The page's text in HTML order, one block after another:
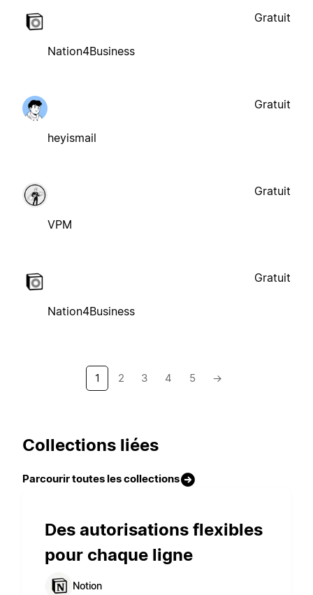
Nation4Business
Gratuit
heyismail
Gratuit
VPM
Gratuit
Nation4Business
Gratuit
1 2 3 4 5 →
Collections liées
Parcourir toutes les collections
Des autorisations flexibles
pour chaque ligne
Notion